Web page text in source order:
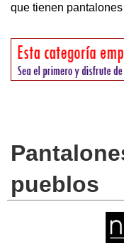
que tienen
pueblos